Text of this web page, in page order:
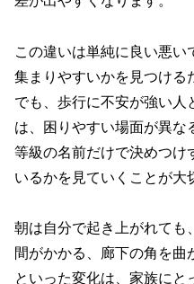
この違いは単純に良い悪
集まりやすいかを見つける
でも、歩行に不安が強い人
は、困りやすい場面が異な
等級の名前だけで決めつけ
いるかを見ていくことが大
朝は自分で起き上がれても
間がかかる、廊下の角を曲
といった変化は、家族に